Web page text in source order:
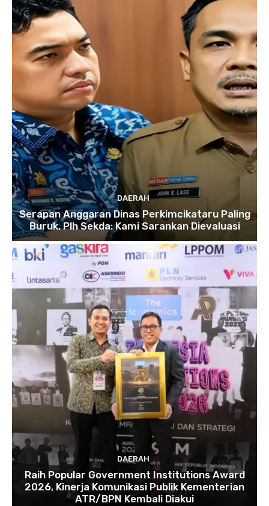
DAERAH
Serapan Anggaran Dinas Perkimcikataru Paling
Buruk, Plh Sekda: Kami Sarankan Dievaluasi
DAERAH
Raih Popular Government Institutions Award
2026, Kinerja Komunikasi Publik Kementerian
ATR/BPN Kembali Diakui